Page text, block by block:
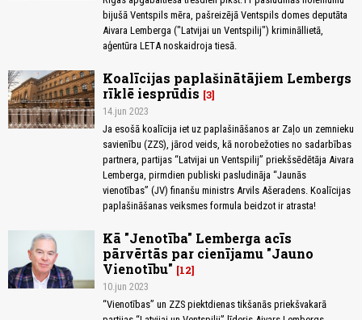
bijušā Ventspils mēra, pašreizējā Ventspils domes deputāta
Aivara Lemberga ("Latvijai un Ventspilij") krimināllietā,
aģentūra LETA noskaidroja tiesā.
Koalīcijas paplašinātājiem Lembergs
rīklē iesprūdis 3
14.jun 2023
Ja esošā koalīcija iet uz paplašināšanos ar Zaļo un zemnieku
savienību (ZZS), jārod veids, kā norobežoties no sadarbības
partnera, partijas “Latvijai un Ventspilij” priekšsēdētāja Aivara
Lemberga, pirmdien publiski pasludināja “Jaunās
vienotības” (JV) finanšu ministrs Arvils Ašeradens. Koalīcijas
paplašināšanas veiksmes formula beidzot ir atrasta!
Kā "Jenotība" Lemberga acīs
pārvērtās par cienījamu "Jauno
Vienotību"
12
10.jun 2023
“Vienotības” un ZZS piektdienas tikšanās priekšvakarā